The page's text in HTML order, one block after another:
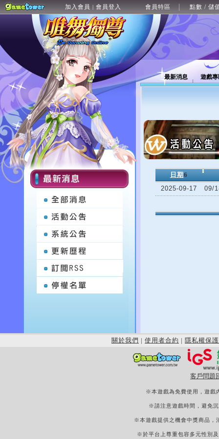
加入會員 | 會員登入 會員特區 點數 / 儲
最新消息 遊戲
日期 6
2025-09-17
09/
關於我們 | 使用者合約 | 隱私權保護
客戶問題
※本遊戲為免費使用，遊戲
※請注意遊戲時間，避免
※本遊戲提供之機會中獎商品，
※於平台上尊重包容多元性別